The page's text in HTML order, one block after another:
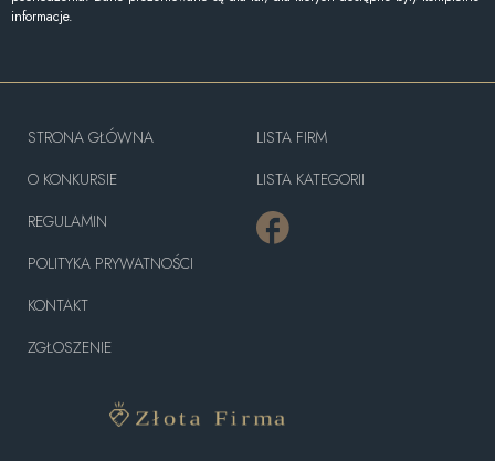
informacje.
STRONA GŁÓWNA
O KONKURSIE
REGULAMIN
POLITYKA PRYWATNOŚCI
KONTAKT
ZGŁOSZENIE
LISTA FIRM
LISTA KATEGORII